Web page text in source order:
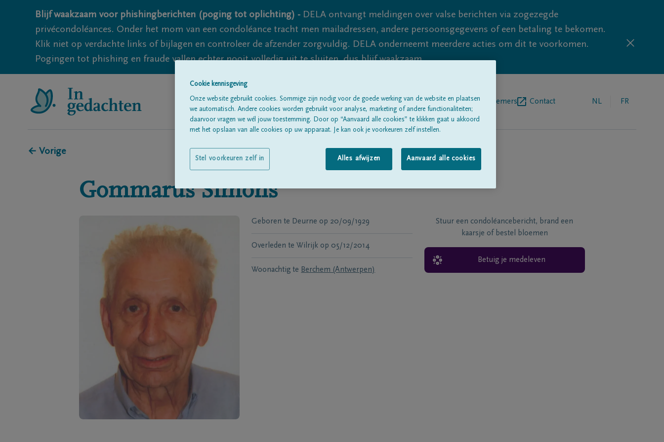
Blijf waakzaam voor phishingberichten (poging tot oplichting) - DELA ontvangt meldingen over valse berichten via zogezegde
privécondoléances. Onder het mom van een condoléance tracht men mailadressen, andere persoonsgegevens of een betaling te bekomen.
Klik niet op verdachte links of bijlagen en controleer de afzender zorgvuldig. DELA onderneemt meerdere acties om dit te voorkomen.
Pogingen tot phishing en fraude vallen echter nooit volledig uit te sluiten, dus blijf waakzaam.
Alle rouwberichtenOver onsBegrafenisondernemers Contact NL FR
← Vorige
Gommarus Simons
Geboren te Deurne op 20/09/1929
Overleden te Wilrijk op 05/12/2014
Woonachtig te Berchem (Antwerpen)
Stuur een condoléancebericht, brand een
kaarsje of bestel bloemen
Betuig je medeleven
Cookie kennisgeving
Onze website gebruikt cookies. Sommige zijn nodig voor de goede werking van de website en plaatsen
we automatisch. Andere cookies worden gebruikt voor analyse, marketing of andere functionaliteiten;
daarvoor vragen we wél jouw toestemming. Door op “Aanvaard alle cookies” te klikken gaat u akkoord
met het opslaan van alle cookies op uw apparaat. Je kan ook je voorkeuren zelf instellen.
Alles afwijzen Aanvaard alle cookies
Stel voorkeuren zelf in